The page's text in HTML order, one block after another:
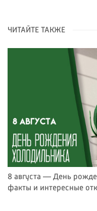
ЧИТАЙТЕ ТАКЖЕ
8 августа — День
факты и интересные